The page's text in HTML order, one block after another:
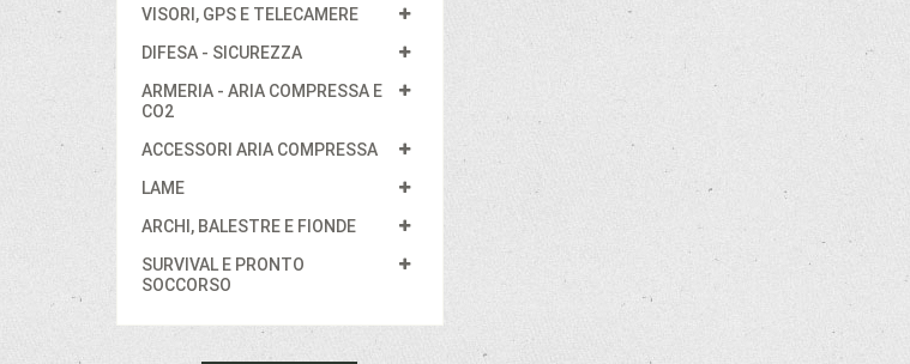
VISORI, GPS E TELECAMERE
DIFESA - SICUREZZA
ARMERIA - ARIA COMPRESSA E
CO2
ACCESSORI ARIA COMPRESSA
LAME
ARCHI, BALESTRE E FIONDE
SURVIVAL E PRONTO
SOCCORSO